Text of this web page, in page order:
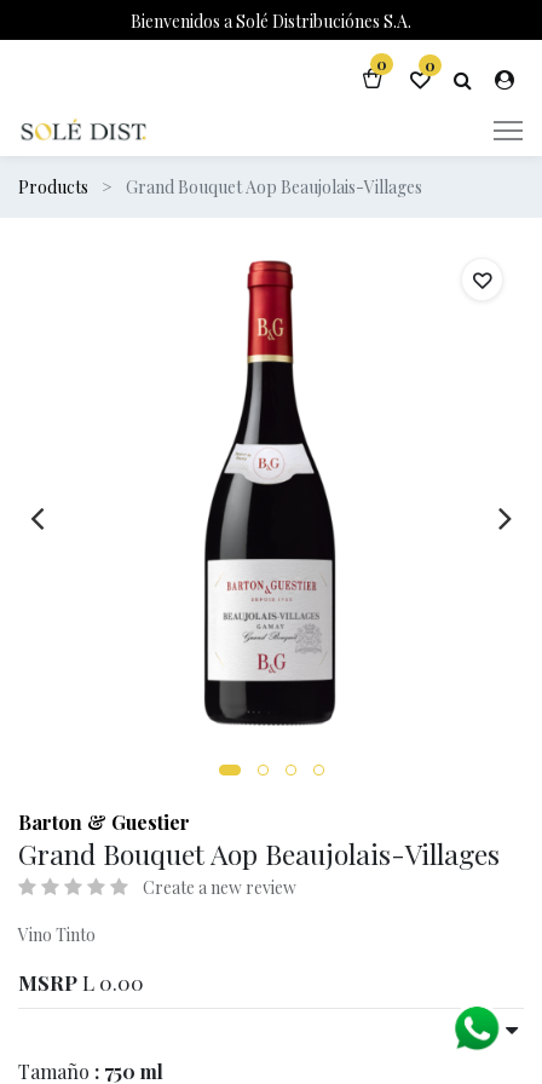
Bienvenidos a Solé Distribuciónes S.A.
0 0
Products Grand Bouquet Aop Beaujolais-Villages
Barton & Guestier
Grand Bouquet Aop Beaujolais-Villages
Create a new review
Vino Tinto
MSRPL 0.00
Tamaño : 750 ml